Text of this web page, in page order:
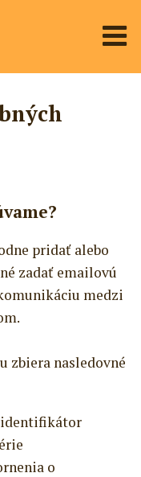
pridať alebo
zadať emailovú
medzi
zbiera nasledovné
identifikátor
o